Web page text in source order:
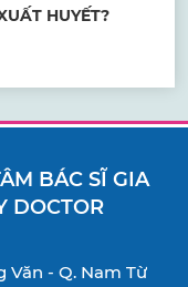
HUYẾT?
BÁC SĨ GIA
DOCTOR
Văn - Q. Nam Từ